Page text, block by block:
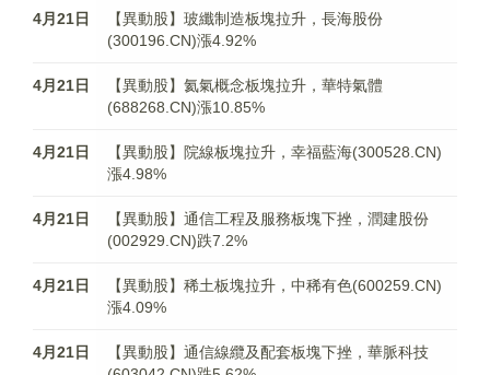
4月21日
【異動股】玻纖制造板塊拉升，長海股份
(300196.CN)漲4.92%
4月21日
【異動股】氦氣概念板塊拉升，華特氣體
(688268.CN)漲10.85%
4月21日
【異動股】院線板塊拉升，幸福藍海(300528.CN)
漲4.98%
4月21日
【異動股】通信工程及服務板塊下挫，潤建股份
(002929.CN)跌7.2%
4月21日
【異動股】稀土板塊拉升，中稀有色(600259.CN)
漲4.09%
4月21日
【異動股】通信線纜及配套板塊下挫，華脈科技